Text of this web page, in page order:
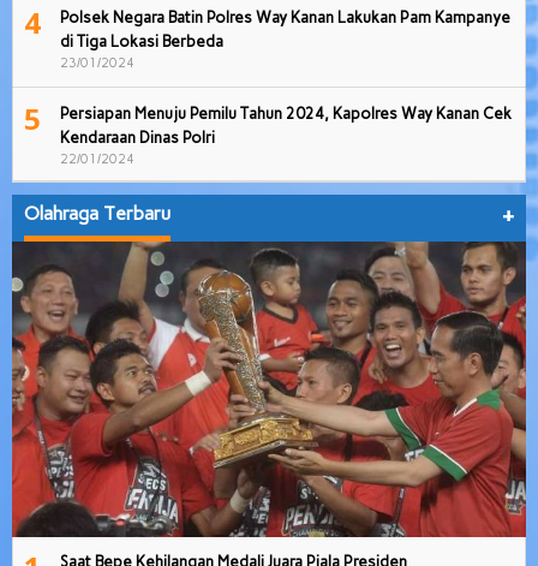
4
Polsek Negara Batin Polres Way Kanan Lakukan Pam Kampanye
di Tiga Lokasi Berbeda
23/01/2024
5
Persiapan Menuju Pemilu Tahun 2024, Kapolres Way Kanan Cek
Kendaraan Dinas Polri
22/01/2024
Olahraga Terbaru +
Saat Bepe Kehilangan Medali Juara Piala Presiden